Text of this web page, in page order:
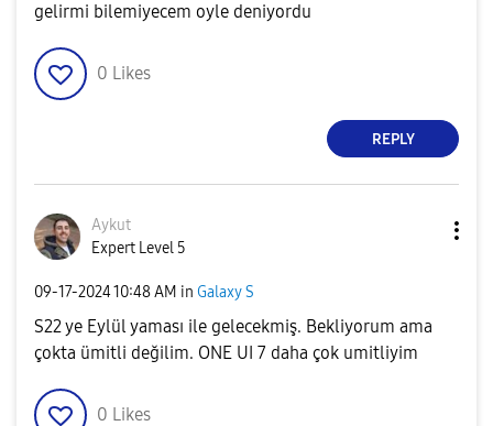
gelirmi bilemiyecem oyle deniyordu
0 Likes
REPLY
Aykut
Expert Level 5
‎09-17-202410:48 AM in Galaxy S
S22 ye Eylül yaması ile gelecekmiş. Bekliyorum ama
çokta ümitli değilim. ONE UI 7 daha çok umitliyim
0 Likes